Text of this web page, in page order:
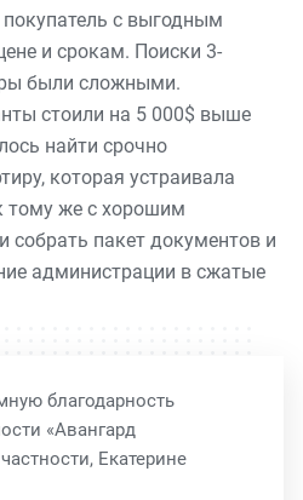
с выгодным
и срокам. Поиски 3-
были сложными.
стоили на 5 000$ выше
найти срочно
которая устраивала
тому же с хорошим
собрать пакет документов и
администрации в сжатые
благодарность
«Авангард
Екатерине